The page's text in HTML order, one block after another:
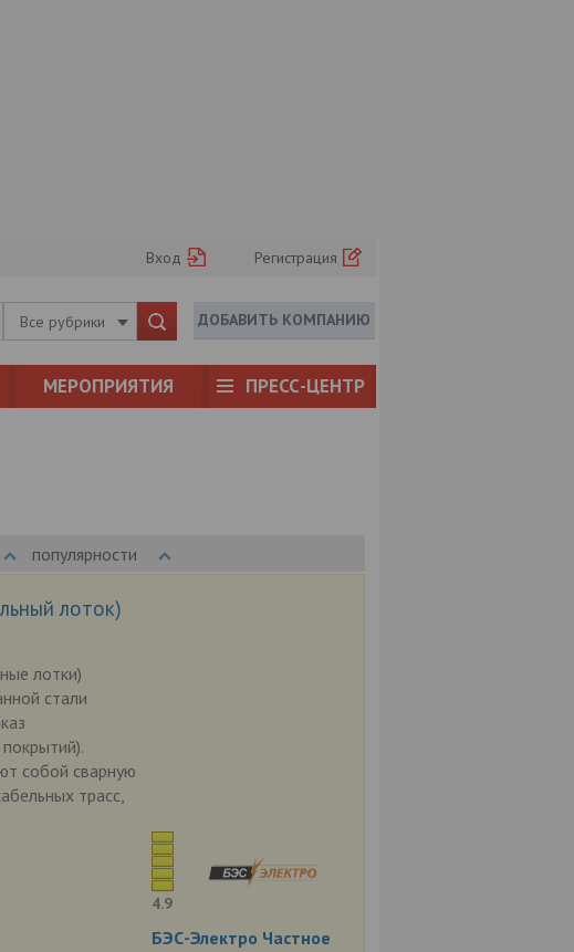
Вход Регистрация
Все рубрики ДОБАВИТЬ КОМПАНИЮ
МЕРОПРИЯТИЯ ПРЕСС-ЦЕНТР
популярности
лоток)
лотки)
стали
собой сварную
трасс,
4.9
БЭС-Электро Частное